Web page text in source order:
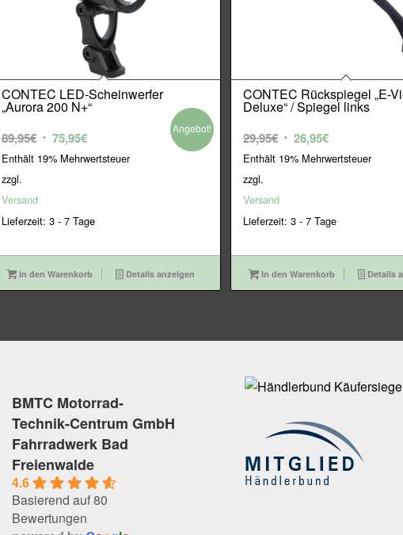
CONTEC LED-Scheinwerfer
„Aurora 200 N+“
89,95€ Ursprünglicher
Preis
75,95€Aktueller
Preis
Enthält 19% Mehrwertsteuer
zzgl.
Versand
Lieferzeit: 3 - 7 Tage
Angebot!
In den Warenkorb Details anzeigen
CONTEC Rückspiegel „E-
Deluxe“ / Spiegel links
29,95€ Ursprünglicher
Preis
26,95€Aktueller
Preis
Enthält 19% Mehrwertsteuer
zzgl.
Versand
Lieferzeit: 3 - 7 Tage
In den Warenkorb Details
BMTC Motorrad-
Technik-Centrum GmbH
Fahrradwerk Bad
Freienwalde
4.6
Basierend auf 80
Bewertungen